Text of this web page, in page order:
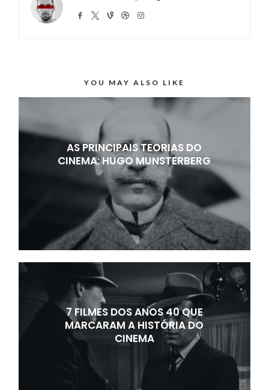
YOU MAY ALSO LIKE
AS PRINCIPAIS TEORIAS DO
CINEMA: HUGO MUNSTERBERG
7 FILMES DOS ANOS 40 QUE
MARCARAM A HISTÓRIA DO
CINEMA